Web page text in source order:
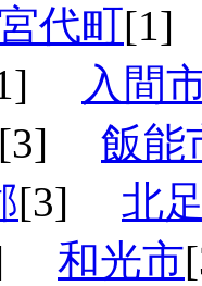
代町
入間
[3] 飯能
[3] 北
和光市